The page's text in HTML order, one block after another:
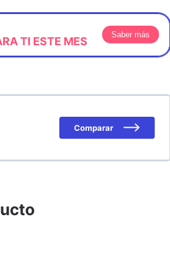
TI ESTE MES
Saber más
Comparar